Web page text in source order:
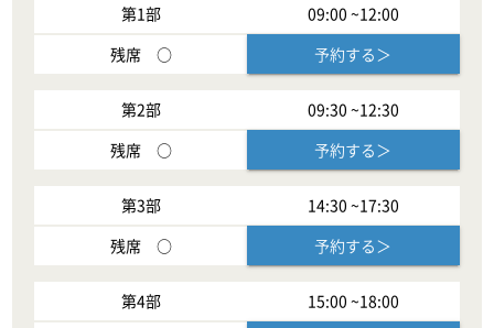
第1部 09:00 ~12:00
残席 ○ 予約する＞
第2部 09:30 ~12:30
残席 ○ 予約する＞
第3部 14:30 ~17:30
残席 ○ 予約する＞
第4部 15:00 ~18:00